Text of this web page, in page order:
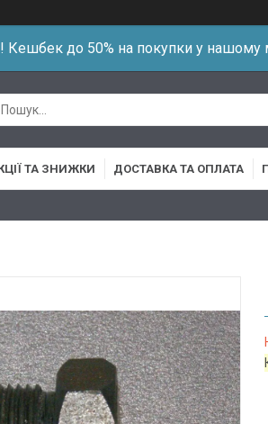
Кешбек до 50% на покупки у нашому
ТА ЗНИЖКИ ДОСТАВКА ТА ОПЛАТА